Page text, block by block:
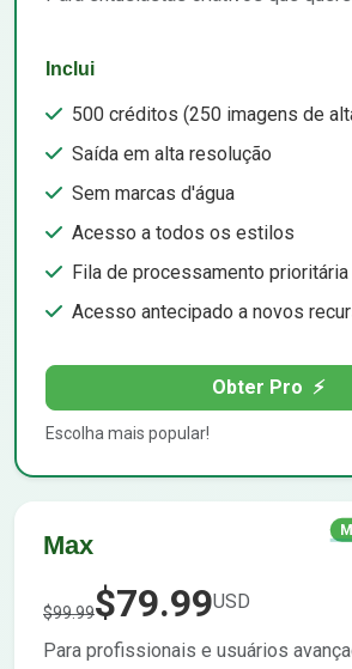
Inclui
500 créditos (250 imagens de
Saída em alta resolução
Sem marcas d'água
Acesso a todos os estilos
Fila de processamento prioritária
Acesso antecipado a novos
Obter Pro ⚡
Escolha mais popular!
Max
$99.99$79.99USD
Para profissionais e usuários